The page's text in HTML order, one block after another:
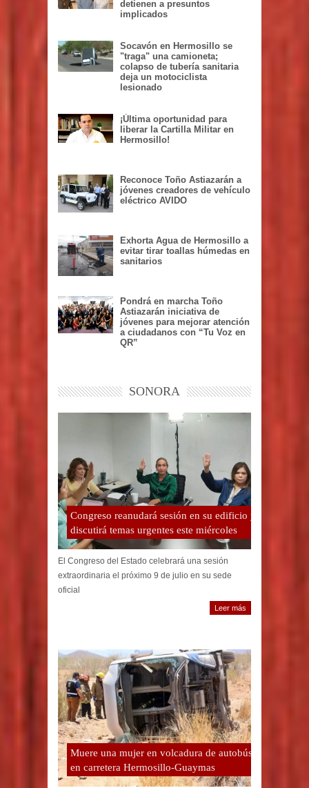
detienen a presuntos
implicados
Socavón en Hermosillo se
"traga" una camioneta;
colapso de tubería sanitaria
deja un motociclista
lesionado
¡Última oportunidad para
liberar la Cartilla Militar en
Hermosillo!
Reconoce Toño Astiazarán a
jóvenes creadores de vehículo
eléctrico AVIDO
Exhorta Agua de Hermosillo a
evitar tirar toallas húmedas en
sanitarios
Pondrá en marcha Toño
Astiazarán iniciativa de
jóvenes para mejorar atención
a ciudadanos con “Tu Voz en
QR”
SONORA
Congreso reanudará sesión en su edificio y
discutirá temas urgentes este miércoles
El Congreso del Estado celebrará una sesión
extraordinaria el próximo 9 de julio en su sede
oficial
Leer más
Muere una mujer en volcadura de autobús
en carretera Hermosillo-Guaymas